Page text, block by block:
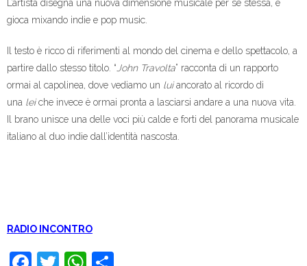
L’artista disegna una nuova dimensione musicale per sé stessa, e
gioca mixando indie e pop music.
Il testo è ricco di riferimenti al mondo del cinema e dello spettacolo, a
partire dallo stesso titolo. “ John Travolta” racconta di un rapporto
ormai al capolinea, dove vediamo un luiancorato al ricordo di
una leiche invece è ormai pronta a lasciarsi andare a una nuova vita.
Il brano unisce una delle voci più calde e forti del panorama musicale
italiano al duo indie dall’identità nascosta.
RADIO INCONTRO